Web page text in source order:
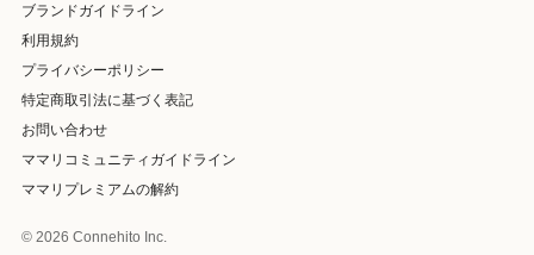
ブランドガイドライン
利用規約
プライバシーポリシー
特定商取引法に基づく表記
お問い合わせ
ママリコミュニティガイドライン
ママリプレミアムの解約
© 2026 Connehito Inc.